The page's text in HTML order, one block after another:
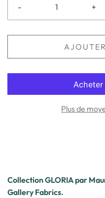
- +
Plus de
Collection GLORIA par
Gallery Fabrics.